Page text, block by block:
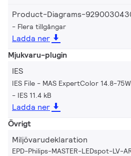
Product-Diagrams-
Flera tillgångar
Ladda ner
Mjukvaru-plugin
IES
IES File - MAS ExpertColor 14.8-
IES 11.4 kB
Ladda ner
Övrigt
Miljövarudeklaration
EPD-Philips-MASTER-LEDspot-LV-